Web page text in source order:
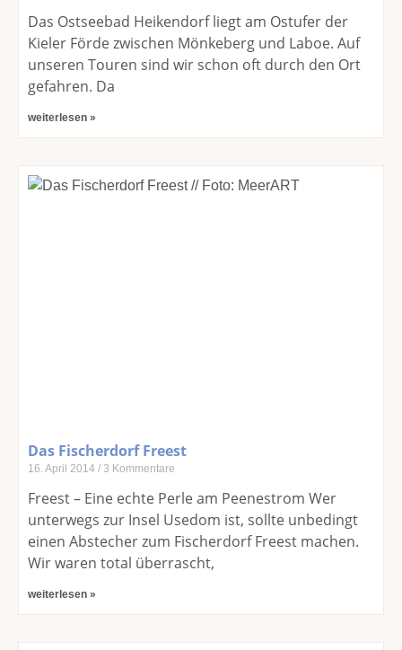
Das Ostseebad Heikendorf liegt am Ostufer der
Kieler Förde zwischen Mönkeberg und Laboe. Auf
unseren Touren sind wir schon oft durch den Ort
gefahren. Da
weiterlesen »
Das Fischerdorf Freest
16. April 2014 3 Kommentare
Freest – Eine echte Perle am Peenestrom Wer
unterwegs zur Insel Usedom ist, sollte unbedingt
einen Abstecher zum Fischerdorf Freest machen.
Wir waren total überrascht,
weiterlesen »